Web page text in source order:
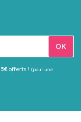
5€ offerts ! (pour une